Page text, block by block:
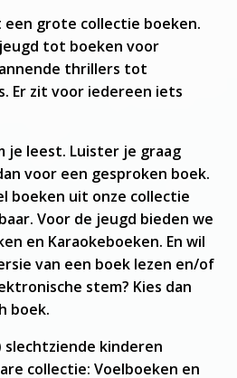
een grote collectie boeken.
tot boeken voor
thrillers tot
Er zit voor iedereen iets
je leest. Luister je graag
voor een gesproken boek.
boeken uit onze collectie
Voor de jeugd bieden we
en Karaokeboeken. En wil
van een boek lezen en/of
stem? Kies dan
boek.
slechtziende kinderen
collectie: Voelboeken en